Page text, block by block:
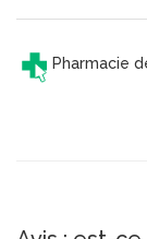
Pharmacie